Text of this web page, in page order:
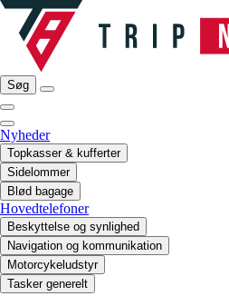
Søg
Nyheder
Topkasser & kufferter
Sidelommer
Blød bagage
Hovedtelefoner
Beskyttelse og synlighed
Navigation og kommunikation
Motorcykeludstyr
Tasker generelt